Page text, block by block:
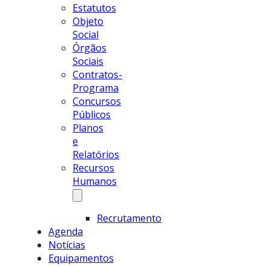
Estatutos
Objeto
Social
Órgãos
Sociais
Contratos-
Programa
Concursos
Públicos
Planos
e
Relatórios
Recursos
Humanos
Recrutamento
Agenda
Notícias
Equipamentos